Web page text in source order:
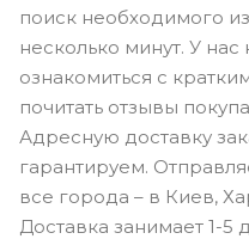
поиск необходимого
несколько минут. У
ознакомиться с
почитать отзывы
Адресную доставку
гарантируем.
все города – в Киев,
Доставка занимает 1-